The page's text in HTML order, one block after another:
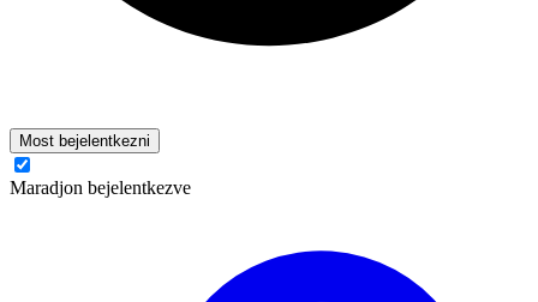
Most bejelentkezni
Maradjon bejelentkezve